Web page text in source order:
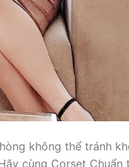
không thể tránh
cùng Corset Chuẩn